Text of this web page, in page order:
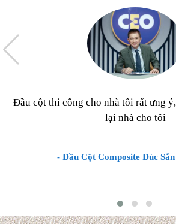
Đầu cột thi công cho nhà tôi rất ưng
lại nhà cho tôi
- Đầu Cột Composite Đúc
Chi phí
thiện Biệt